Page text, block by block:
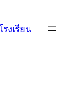
งเรียน